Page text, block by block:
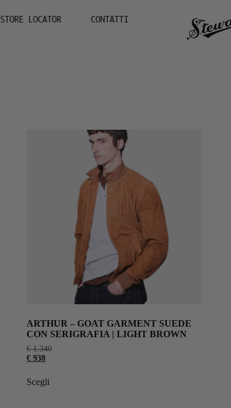
STORE LOCATOR CONTATTI
ARTHUR – GOAT GARMENT SUEDE
CON SERIGRAFIA | LIGHT BROWN
€1.340
€ 938
Scegli